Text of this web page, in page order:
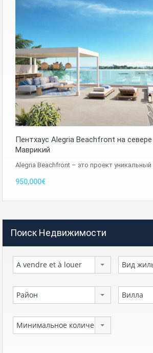
Пентхаус Alegria Beachfront на
Маврикий
Alegria Beachfront – это проект уникальный
950,000€
Поиск Недвижимости
A vendre et à louer Вид
Район Вилла
Минимальное количество комнат